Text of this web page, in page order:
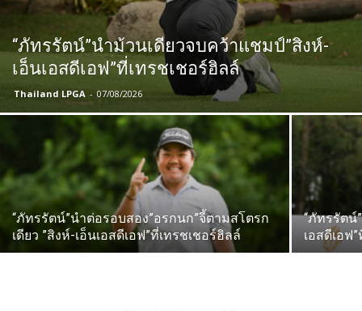
“ภัทรรัตน์”นำม้วนเดียวจบคว้าแชมป์”สิงห์-
เอ็นเอสดีเอฟ”ที่เทรชเชอร์ฮิลล์
Thailand LPGA - 07/08/2026
“ภัทรรัตน์”นำต่อรอบสอง”อรกนก”จี้ตามสโตรก
เดียว ”สิงห์-เอ็นเอสดีเอฟ”ที่เทรชเชอร์ฮิลล์
“ภัทรรัตน์
เอสดีเอฟ